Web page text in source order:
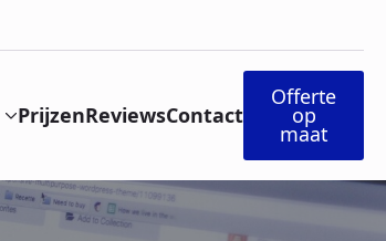
PrijzenReviewsContact
Offerte
op
maat